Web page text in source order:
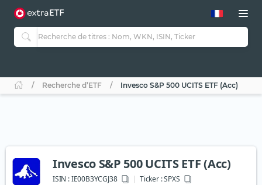
Recherche d’ETF Invesco S&P 500 UCITS ETF (Acc)
Invesco S&P 500 UCITS ETF (Acc)
ISIN :IE00B3YCGJ38 Ticker :SPXS